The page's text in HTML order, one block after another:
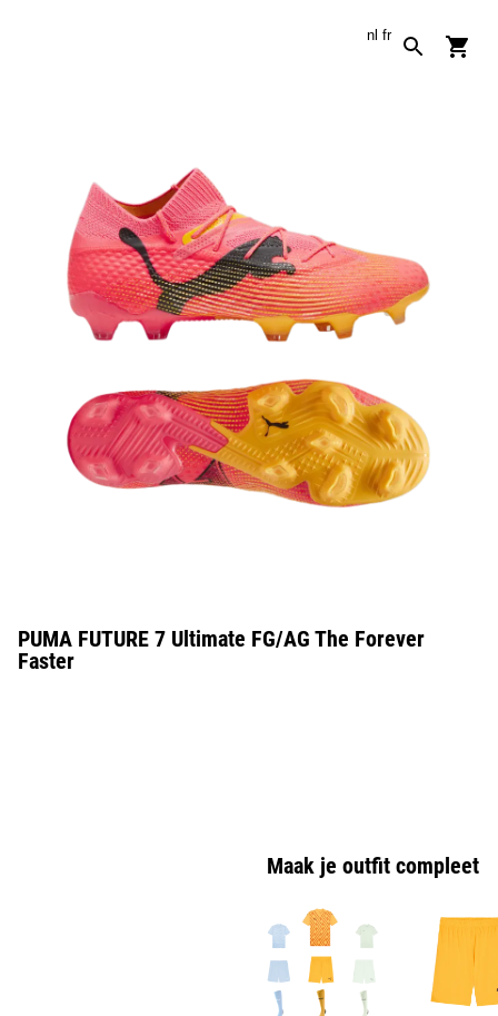
nl fr
PUMA FUTURE 7 Ultimate FG/AG The Forever
Faster
Maak je outfit compleet